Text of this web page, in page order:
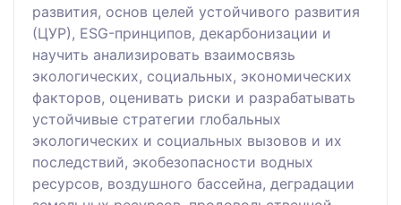
развития, основ целей устойчивого развития
(ЦУР), ESG-принципов, декарбонизации и
научить анализировать взаимосвязь
экологических, социальных, экономических
факторов, оценивать риски и разрабатывать
устойчивые стратегии глобальных
экологических и социальных вызовов и их
последствий, экобезопасности водных
ресурсов, воздушного бассейна, деградации